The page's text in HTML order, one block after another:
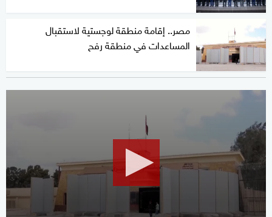
مصر.. إقامة منطقة لوجستية لاستقبال
المساعدات في منطقة رفح
53
seconds